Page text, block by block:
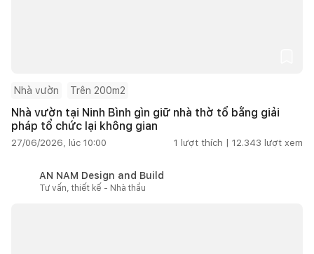
Nhà vườn Trên 200m2
Nhà vườn tại Ninh Bình gìn giữ nhà thờ tổ bằng giải
pháp tổ chức lại không gian
27/06/2026, lúc 10:00 1 lượt thích | 12.343 lượt xem
AN NAM Design and Build
Tư vấn, thiết kế - Nhà thầu